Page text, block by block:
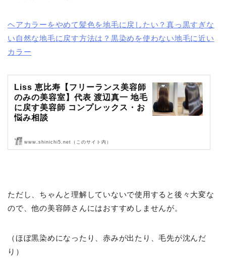
ヘアカラーをやめて髪色を地毛に戻したい？真っ黒すぎな
い自然な地毛に戻す方法は？黒染めを使わない地毛に近い
カラー
Liss 恵比寿【フリーランス美容師
のみの美容室】代表 渡辺真一 地毛
に戻す美容師 コンプレックス・お
悩み相談
Liss 恵比寿【フリーランス美容師のみの美容室】代表 渡辺真一 地毛
www.shinichi5.net（このサイト内）
ただし、ちゃんと理解していないで使用すると後々大変な
ので、他の美容師さんにはおすすめしませんが。
（ほぼ黒染めになったり、赤みが出たり、毛先が沈んだ
り）